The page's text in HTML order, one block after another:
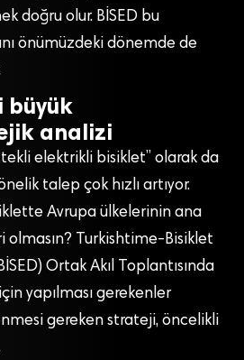
doğru olur. BİSED bu
önümüzdeki dönemde de
büyük
analizi
elektrikli bisiklet” olarak da
talep çok hızlı artıyor.
Avrupa ülkelerinin ana
Turkishtime-Bisiklet
Ortak Akıl Toplantısında
yapılması gerekenler
gereken strateji, öncelikli